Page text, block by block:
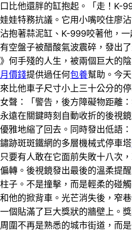
比他還胖的缸抱起。「走！K-
娃特務抗議。它用小嘴咬住廖
抱著蒜泥缸、K-999咬著他，
空盤子被醋酸氣波震碎，發出
何手殘的人生，被兩個巨大的
價錢提供過任何包養幫助。今
比他車子尺寸小上三十公分的
聲：「警告，後方障礙物距離
遠在關鍵時刻自動收折的後視
雅地縮了回去。同時發出低語
跡斑斑鐵網的多層機械式停車塔
要有人敢在它面前失敗十八次
轉。後視鏡發出最後的溫柔提
子。不是撞擊，而是輕柔的碰
他的掀背車。光芒消失後，窄
個貼滿了巨大獎狀的牆壁上
圍不再是熟悉的城市街道，而